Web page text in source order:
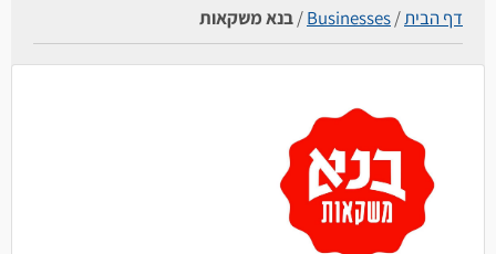
דף הבית/
Businesses
/בנא משקאות